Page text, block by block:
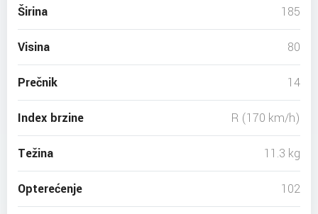
Širina 185
Visina 80
Prečnik 14
Index brzine R (170 km/h)
Težina 11.3 kg
Opterećenje 102